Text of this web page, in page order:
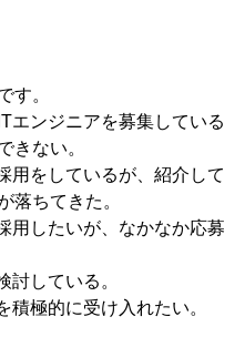
す。
エンジニアを募集している
きない。
用をしているが、紹介して
落ちてきた。
用したいが、なかなか応募
討している。
積極的に受け入れたい。